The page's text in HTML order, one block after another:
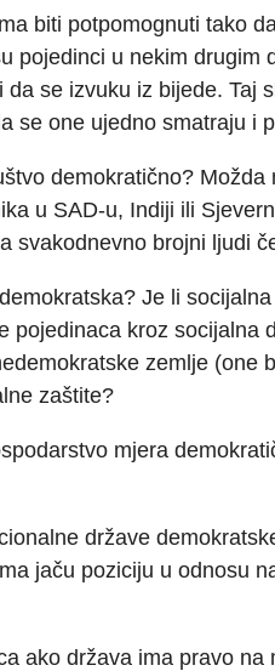
biti potpomognuti tako
pojedinci u nekim drugim
se izvuku iz bijede. Taj
se one ujedno smatraju i
demokratično? Možda
u SAD-u, Indiji ili
svakodnevno brojni ljudi
Je li
pojedinaca kroz socijalna
zemlje (one
zaštite?
mjera
države
jaču poziciju u odnosu
ako država ima pravo na